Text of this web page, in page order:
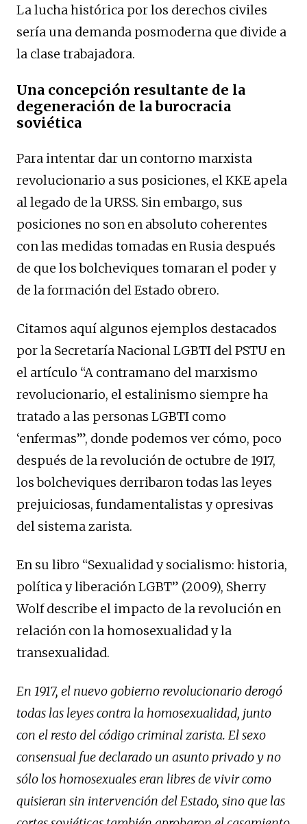
La lucha histórica por los derechos civiles
sería una demanda posmoderna que divide a
la clase trabajadora.
Una concepción resultante de la
degeneración de la burocracia
soviética
Para intentar dar un contorno marxista
revolucionario a sus posiciones, el KKE apela
al legado de la URSS. Sin embargo, sus
posiciones no son en absoluto coherentes
con las medidas tomadas en Rusia después
de que los bolcheviques tomaran el poder y
de la formación del Estado obrero.
Citamos aquí algunos ejemplos destacados
por la Secretaría Nacional LGBTI del PSTU en
el artículo “A contramano del marxismo
revolucionario, el estalinismo siempre ha
tratado a las personas LGBTI como
‘enfermas’”, donde podemos ver cómo, poco
después de la revolución de octubre de 1917,
los bolcheviques derribaron todas las leyes
prejuiciosas, fundamentalistas y opresivas
del sistema zarista.
En su libro “Sexualidad y socialismo: historia,
política y liberación LGBT” (2009), Sherry
Wolf describe el impacto de la revolución en
relación con la homosexualidad y la
transexualidad.
En 1917, el nuevo gobierno revolucionario derogó
todas las leyes contra la homosexualidad, junto
con el resto del código criminal zarista. El sexo
consensual fue declarado un asunto privado y no
sólo los homosexuales eran libres de vivir como
quisieran sin intervención del Estado, sino que las